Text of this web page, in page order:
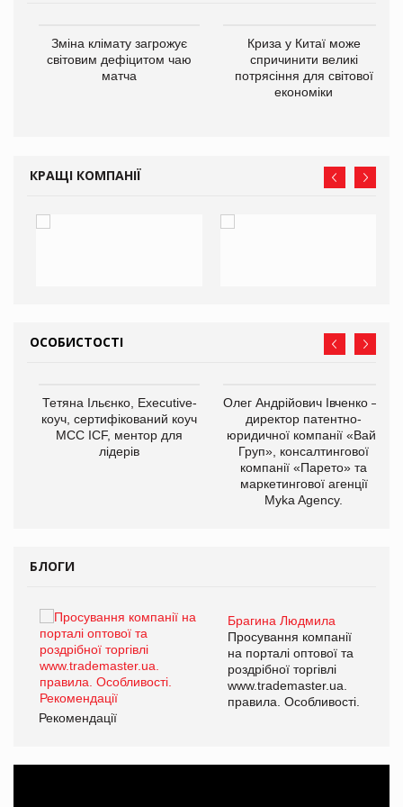
Зміна клімату загрожує
світовим дефіцитом чаю
матча
Криза у Китаї може
спричинити великі
потрясіння для світової
економіки
КРАЩІ КОМПАНІЇ
ОСОБИСТОСТІ
Тетяна Ільєнко, Executive-
коуч, сертифікований коуч
МСС ICF, ментор для
лідерів
Олег Андрійович Івченко —
директор патентно-
юридичної компанії «Вайз
Груп», консалтингової
компанії «Парето» та
маркетингової агенції
Myka Agency.
БЛОГИ
Брагина Людмила
Просування компанії
на порталі оптової та
роздрібної торгівлі
www.trademaster.ua.
правила. Особливості.
Рекомендації